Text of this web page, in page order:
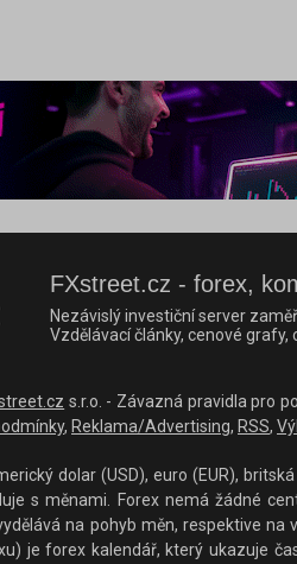
FXstreet.cz - forex,
Nezávislý investiční server
Vzdělávací články, cenové
s.r.o. - Závazná pravidla pro
, Reklama/Advertising, RSS,
dolar (USD), euro (EUR),
s měnami. Forex nemá žádné
na pohyb měn, respektive
je forex kalendář, který ukazuje